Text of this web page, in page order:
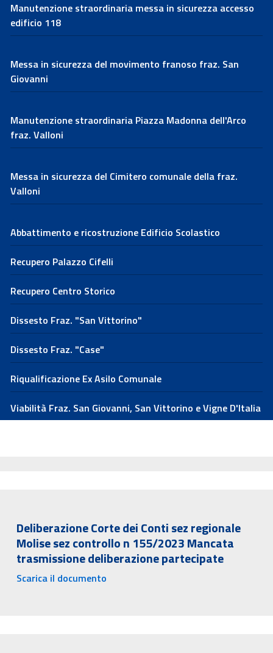
Manutenzione straordinaria messa in sicurezza accesso
edificio 118
Messa in sicurezza del movimento franoso fraz. San
Giovanni
Manutenzione straordinaria Piazza Madonna dell'Arco
fraz. Valloni
Messa in sicurezza del Cimitero comunale della fraz.
Valloni
Abbattimento e ricostruzione Edificio Scolastico
Recupero Palazzo Cifelli
Recupero Centro Storico
Dissesto Fraz. "San Vittorino"
Dissesto Fraz. "Case"
Riqualificazione Ex Asilo Comunale
Viabilità Fraz. San Giovanni, San Vittorino e Vigne D'Italia
Deliberazione Corte dei Conti sez regionale
Molise sez controllo n 155/2023 Mancata
trasmissione deliberazione partecipate
Scarica il documento